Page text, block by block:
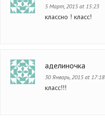
5 Март, 2015 at 15:23
классно ! класс!
аделиночка
30 Январь, 2015 at 17:18
класс!!!